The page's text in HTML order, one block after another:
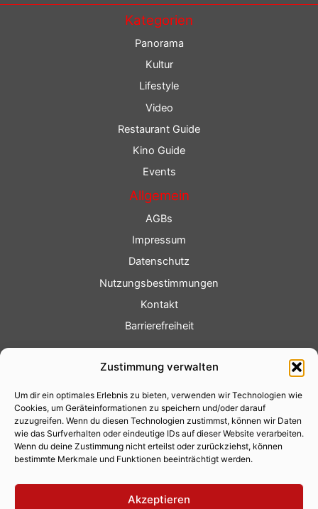
Zustimmung verwalten
Um dir ein optimales Erlebnis zu bieten, verwenden wir Technologien wie
Cookies, um Geräteinformationen zu speichern und/oder darauf
zuzugreifen. Wenn du diesen Technologien zustimmst, können wir Daten
wie das Surfverhalten oder eindeutige IDs auf dieser Website verarbeiten.
Wenn du deine Zustimmung nicht erteilst oder zurückziehst, können
bestimmte Merkmale und Funktionen beeinträchtigt werden.
Akzeptieren
Kategorien
Panorama
Kultur
Lifestyle
Video
Restaurant Guide
Kino Guide
Events
Allgemein
AGBs
Impressum
Datenschutz
Nutzungsbestimmungen
Kontakt
Barrierefreiheit
Fotoservice
Videoservice
Werbung
Contenterstellung
Lokalnachrichten
Lokalfernsehen